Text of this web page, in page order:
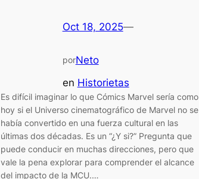
Oct 18, 2025—
porNeto
en Historietas
Es difícil imaginar lo que Cómics Marvel sería como
hoy si el Universo cinematográfico de Marvel no se
había convertido en una fuerza cultural en las
últimas dos décadas. Es un “¿Y si?” Pregunta que
puede conducir en muchas direcciones, pero que
vale la pena explorar para comprender el alcance
del impacto de la MCU.…